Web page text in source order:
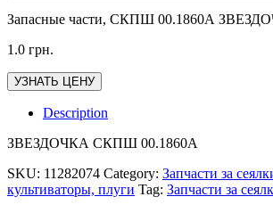
Запасные части, СКПШ 00.1860А
1.0 грн.
УЗНАТЬ ЦЕНУ
Description
ЗВЕЗДОЧКА СКПШ 00.1860А
SKU: 11282074 Category: Запчасти за
культиваторы, плуги Tag: Запчасти за